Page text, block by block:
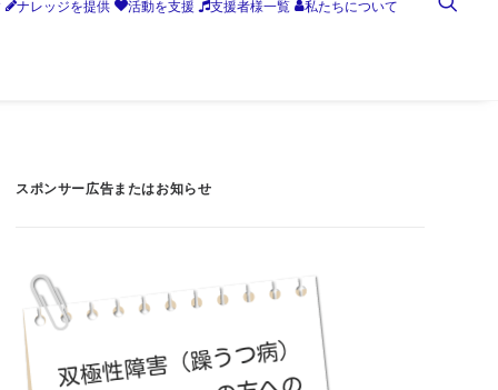
ナレッジを提供 活動を支援 支援者様一覧 私たちについて
スポンサー広告またはお知らせ